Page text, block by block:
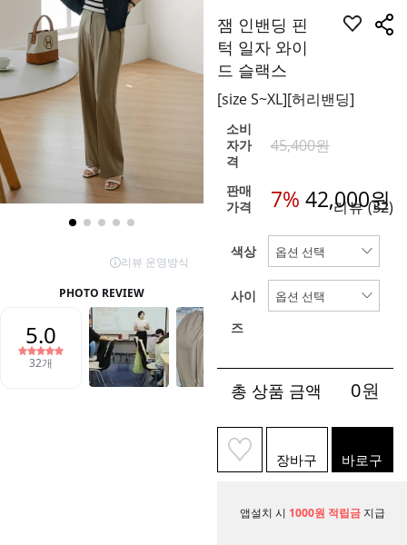
잼 인밴딩 핀
턱 일자 와이
드 슬랙스
[size S~XL][허리밴딩]
소비
자가
격
45,400원
판매
가격
7% 42,000원
리뷰(32)
색상
사이
즈
총 상품 금액 0원
장바구
니
바로구
매
앱설치 시 1000원 적립금 지급